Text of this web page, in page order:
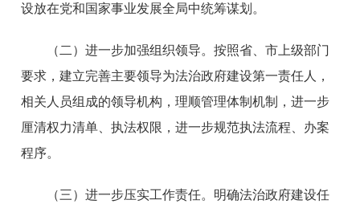
设放在党和国家事业发展全局中统筹谋划。
（二）进一步加强组织领导。按照省、市上级部门
要求，建立完善主要领导为法治政府建设第一责任人，
相关人员组成的领导机构，理顺管理体制机制，进一步
厘清权力清单、执法权限，进一步规范执法流程、办案
程序。
（三）进一步压实工作责任。明确法治政府建设任